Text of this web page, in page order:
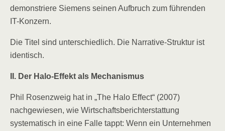
demonstriere Siemens seinen Aufbruch zum führenden
IT-Konzern.
Die Titel sind unterschiedlich. Die Narrative-Struktur ist
identisch.
II. Der Halo-Effekt als Mechanismus
Phil Rosenzweig hat in „The Halo Effect“ (2007)
nachgewiesen, wie Wirtschaftsberichterstattung
systematisch in eine Falle tappt: Wenn ein Unternehmen